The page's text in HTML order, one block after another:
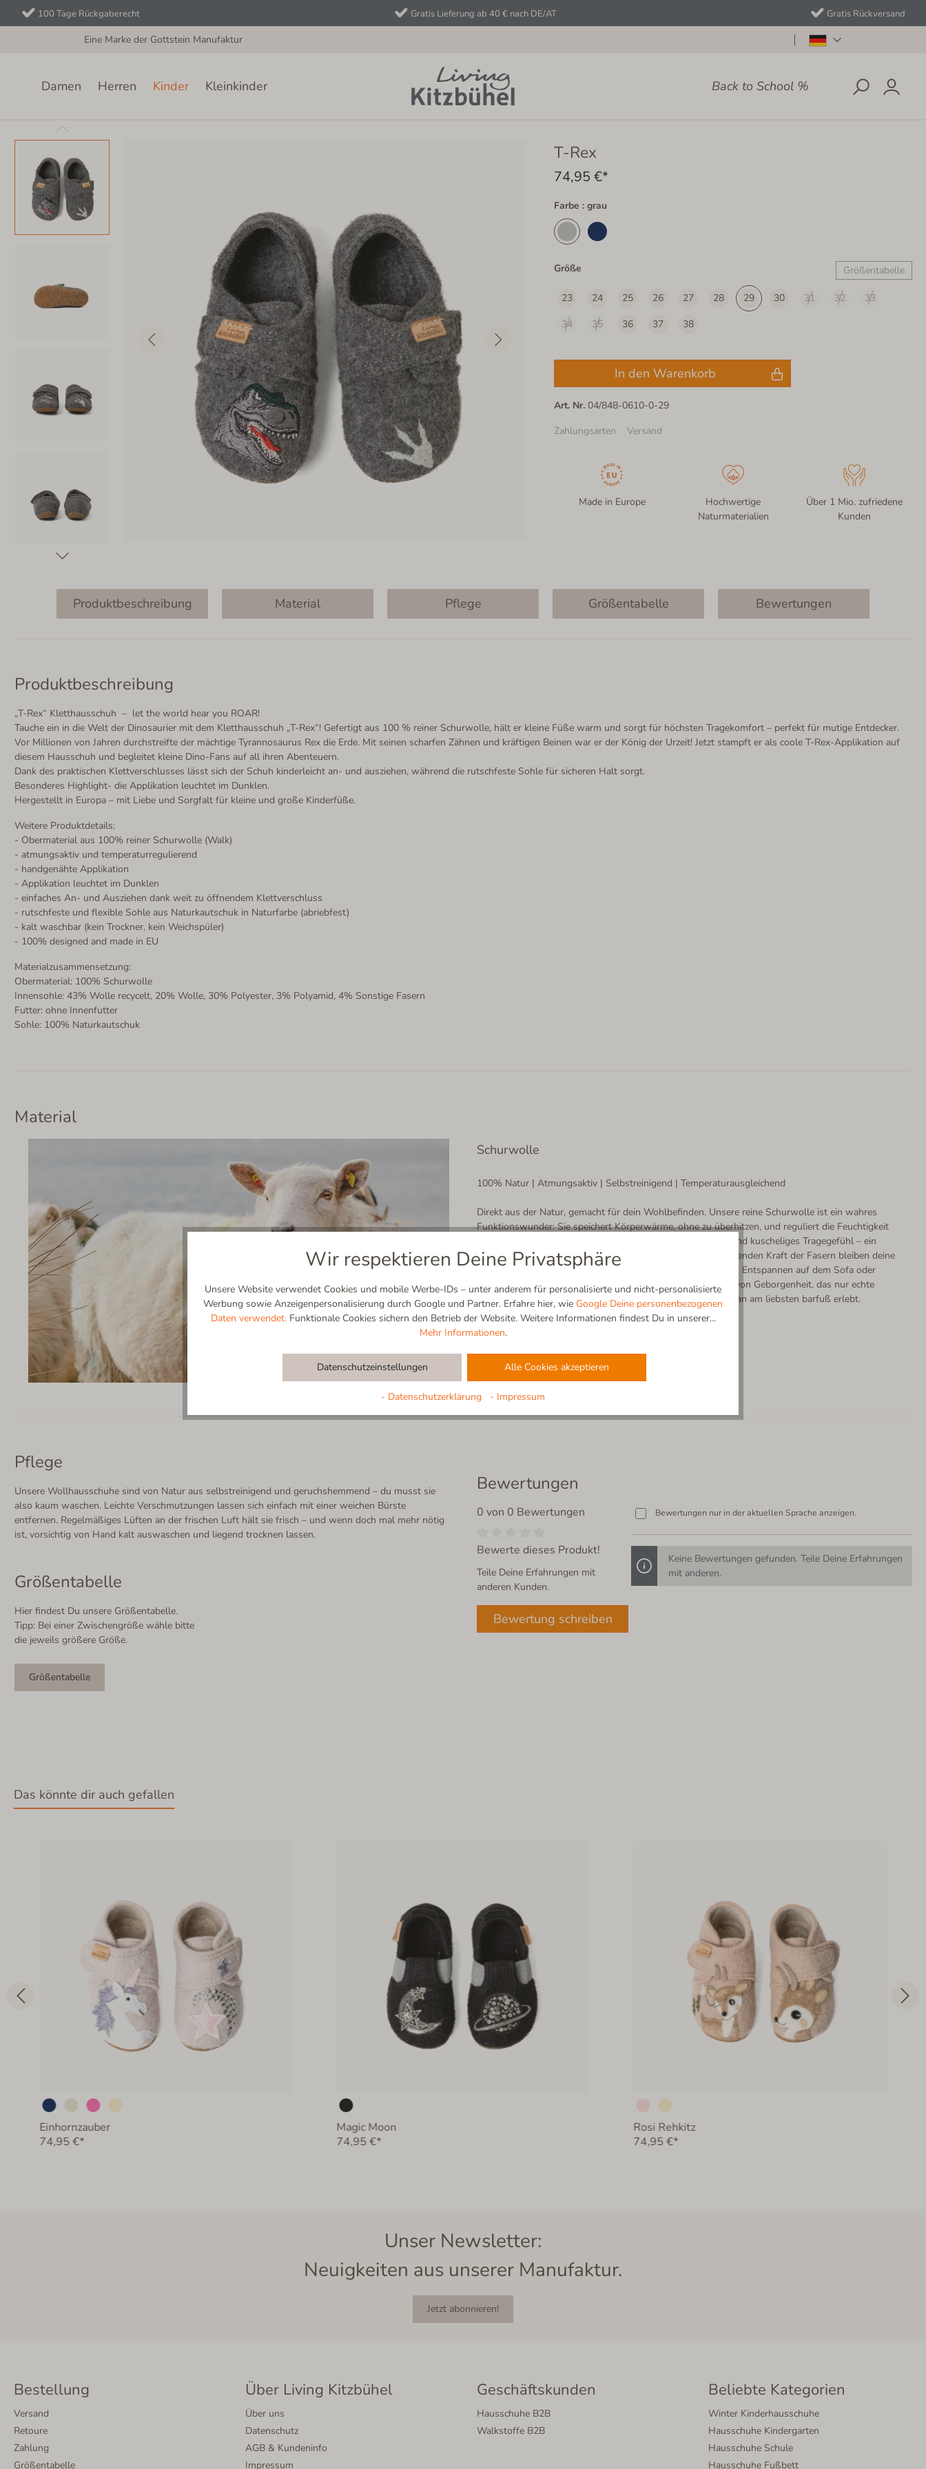
100 Tage Rückgaberecht Gratis Lieferung ab 40 € nach DE/AT Gratis Rückversand
Eine Marke der Gottstein Manufaktur
Back to School %
Damen Herren Kinder Kleinkinder
T-Rex
74,95 €*
Farbe : grau
Größe Größentabelle
23 24 25 26 27 28 29 30 31 32
33
34
35 36 37 38
In den Warenkorb
Art. Nr. 04/848-0610-0-29
Zahlungsarten
Versand
Made in Europe
Hochwertige
Naturmaterialien
Über 1 Mio. zufriedene
Kunden
Produktbeschreibung Material Pflege Größentabelle Bewertungen
Produktbeschreibung
„T-Rex“ Kletthausschuh – let the world hear you ROAR!
Tauche ein in die Welt der Dinosaurier mit dem Kletthausschuh „T-Rex“! Gefertigt aus 100 % reiner Schurwolle, hält er kleine Füße warm und sorgt für höchsten Tragekomfort – perfekt für mutige Entdecker.
Vor Millionen von Jahren durchstreifte der mächtige Tyrannosaurus Rex die Erde. Mit seinen scharfen Zähnen und kräftigen Beinen war er der König der Urzeit! Jetzt stampft er als coole T-Rex-Applikation auf
diesem Hausschuh und begleitet kleine Dino-Fans auf all ihren Abenteuern.
Dank des praktischen Klettverschlusses lässt sich der Schuh kinderleicht an- und ausziehen, während die rutschfeste Sohle für sicheren Halt sorgt.
Besonderes Highlight- die Applikation leuchtet im Dunklen.
Hergestellt in Europa – mit Liebe und Sorgfalt für kleine und große Kinderfüße.
Weitere Produktdetails:
- Obermaterial aus 100% reiner Schurwolle (Walk)
- atmungsaktiv und temperaturregulierend
- handgenähte Applikation
- Applikation leuchtet im Dunklen
- einfaches An- und Ausziehen dank weit zu öffnendem Klettverschluss
- rutschfeste und flexible Sohle aus Naturkautschuk in Naturfarbe (abriebfest)
- kalt waschbar (kein Trockner, kein Weichspüler)
- 100% designed and made in EU
Materialzusammensetzung:
Obermaterial: 100% Schurwolle
Innensohle: 43% Wolle recycelt, 20% Wolle, 30% Polyester, 3% Polyamid, 4% Sonstige Fasern
Futter: ohne Innenfutter
Sohle: 100% Naturkautschuk
Material
Schurwolle
100% Natur | Atmungsaktiv | Selbstreinigend | Temperaturausgleichend
Direkt aus der Natur, gemacht für dein Wohlbefinden. Unsere reine Schurwolle ist ein wahres
Funktionswunder: Sie speichert Körperwärme, ohne zu überhitzen, und reguliert die Feuchtigkeit
ganz natürlich. Das Ergebnis? Ein unvergleichlich trockenes und kuscheliges Tragegefühl – ein
Stück gesunde Natur an deinen Füßen. Dank der selbstreinigenden Kraft der Fasern bleiben deine
Hausschuhe zudem lange frisch und formbeständig. Ob beim Entspannen auf dem Sofa oder
beim ersten Kaffee am Morgen – genieße das sanfte Gefühl von Geborgenheit, das nur echte
Wolle bieten kann. Es ist der pure Komfort der Alpen, den man am liebsten barfuß erlebt.
Pflege
Unsere Wollhausschuhe sind von Natur aus selbstreinigend und geruchshemmend – du musst sie
also kaum waschen. Leichte Verschmutzungen lassen sich einfach mit einer weichen Bürste
entfernen. Regelmäßiges Lüften an der frischen Luft hält sie frisch – und wenn doch mal mehr nötig
ist, vorsichtig von Hand kalt auswaschen und liegend trocknen lassen.
Größentabelle
Hier findest Du unsere Größentabelle.
Tipp: Bei einer Zwischengröße wähle bitte
die jeweils größere Größe.
Größentabelle
Bewertungen
0 von 0 Bewertungen
Bewerte dieses Produkt!
Teile Deine Erfahrungen mit
anderen Kunden.
Bewertung schreiben
Bewertungen nur in der aktuellen Sprache anzeigen.
Keine Bewertungen gefunden. Teile Deine Erfahrungen
mit anderen.
Das könnte dir auch gefallen
Einhornzauber
74,95 €*
Magic Moon
74,95 €*
Rosi Rehkitz
74,95 €*
Unser Newsletter:
Neuigkeiten aus unserer Manufaktur.
Jetzt abonnieren!
Bestellung
Versand
Retoure
Zahlung
Größentabelle
Über Living Kitzbühel
Über uns
Datenschutz
AGB & Kundeninfo
Impressum
Geschäftskunden
Hausschuhe B2B
Walkstoffe B2B
Beliebte Kategorien
Winter Kinderhausschuhe
Hausschuhe Kindergarten
Hausschuhe Schule
Hausschuhe Fußbett
Wir respektieren Deine Privatsphäre
Unsere Website verwendet Cookies und mobile Werbe-IDs – unter anderem für personalisierte und nicht-personalisierte
Werbung sowie Anzeigenpersonalisierung durch Google und Partner. Erfahre hier, wie Google Deine personenbezogenen
Daten verwendet.Funktionale Cookies sichern den Betrieb der Website. Weitere Informationen findest Du in unserer...
Mehr Informationen.
Datenschutzeinstellungen Alle Cookies akzeptieren
- Datenschutzerklärung - Impressum